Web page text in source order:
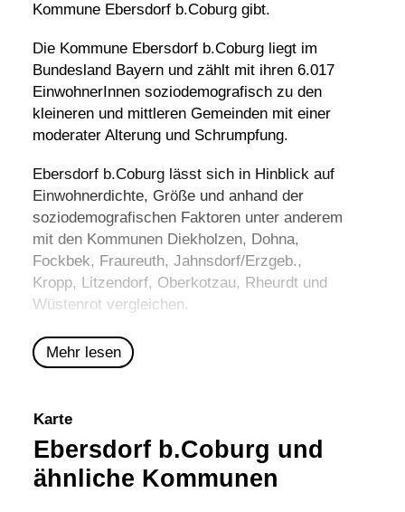
Kommune Ebersdorf b.Coburg gibt.
Die Kommune Ebersdorf b.Coburg liegt im
Bundesland Bayern und zählt mit ihren 6.017
EinwohnerInnen soziodemografisch zu den
kleineren und mittleren Gemeinden mit einer
moderater Alterung und Schrumpfung.
Ebersdorf b.Coburg lässt sich in Hinblick auf
Einwohnerdichte, Größe und anhand der
soziodemografischen Faktoren unter anderem
mit den Kommunen Diekholzen, Dohna,
Fockbek, Fraureuth, Jahnsdorf/Erzgeb.,
Kropp, Litzendorf, Oberkotzau, Rheurdtund
Wüstenrot vergleichen.
Mehr lesen
Karte
Ebersdorf b.Coburg und
ähnliche Kommunen